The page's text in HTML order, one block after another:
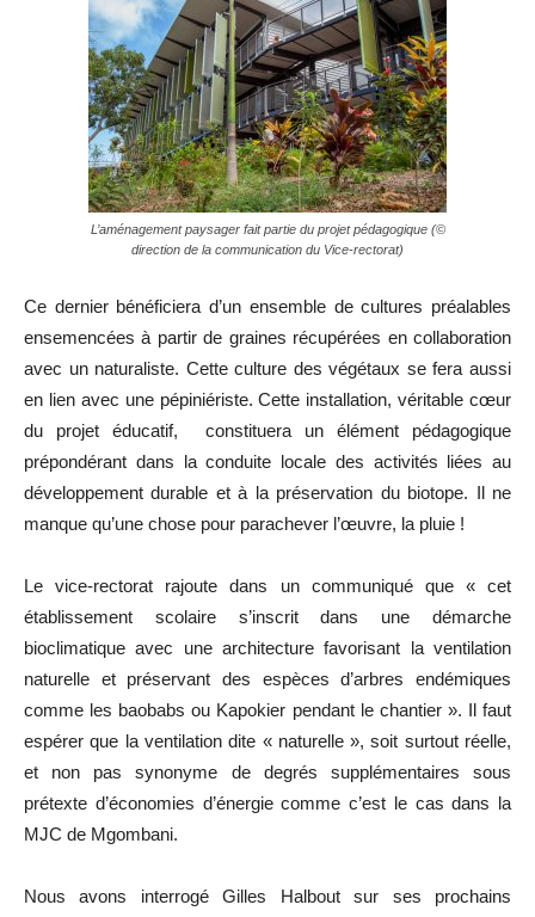
L’aménagement paysager fait partie du projet pédagogique (©
direction de la communication du Vice-rectorat)
Ce dernier bénéficiera d’un ensemble de cultures préalables
ensemencées à partir de graines récupérées en collaboration
avec un naturaliste. Cette culture des végétaux se fera aussi
en lien avec une pépiniériste. Cette installation, véritable cœur
du projet éducatif, constituera un élément pédagogique
prépondérant dans la conduite locale des activités liées au
développement durable et à la préservation du biotope. Il ne
manque qu’une chose pour parachever l’œuvre, la pluie !
Le vice-rectorat rajoute dans un communiqué que « cet
établissement scolaire s’inscrit dans une démarche
bioclimatique avec une architecture favorisant la ventilation
naturelle et préservant des espèces d’arbres endémiques
comme les baobabs ou Kapokier pendant le chantier ». Il faut
espérer que la ventilation dite « naturelle », soit surtout réelle,
et non pas synonyme de degrés supplémentaires sous
prétexte d’économies d’énergie comme c’est le cas dans la
MJC de Mgombani.
Nous avons interrogé Gilles Halbout sur ses prochains